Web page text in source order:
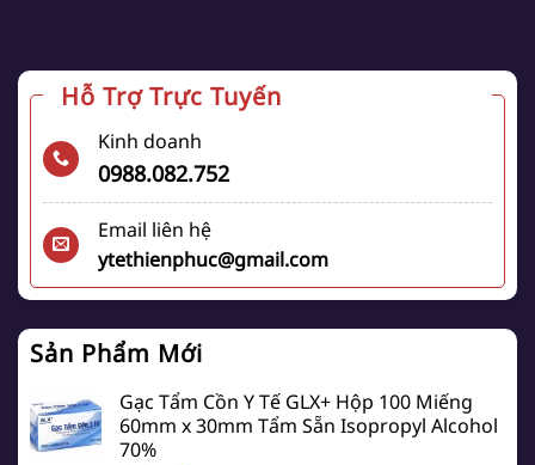
Hỗ Trợ Trực Tuyến
Kinh doanh
0988.082.752
Email liên hệ
ytethienphuc@gmail.com
Sản Phẩm Mới
Gạc Tẩm Cồn Y Tế GLX+ Hộp 100 Miếng
60mm x 30mm Tẩm Sẵn Isopropyl Alcohol
70%